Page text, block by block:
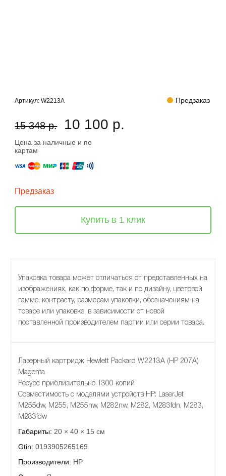
Артикул:W2213A Предзаказ
15 348 р. 10 100 р.
Цена за наличные и по
картам
Предзаказ
Купить в 1 клик
Упаковка товара может отличаться от представленных на
изображениях, как по форме, так и по дизайну, цветовой
гамме, контрасту, размерам упаковки, обозначениям на
товаре или упаковке, в зависимости от новой
поставленной производителем партии или серии товара.
Лазерный картридж Hewlett Packard W2213A (HP 207A)
Magenta
Ресурс приблизительно 1300 копий
Совместимость с моделями устройств HP: LaserJet
M255dw, M255, M255nw, M282nw, M282, M283fdn, M283,
M283fdw
Габариты: 20 × 40 × 15 см
Gtin: 0193905265169
Производители: HP